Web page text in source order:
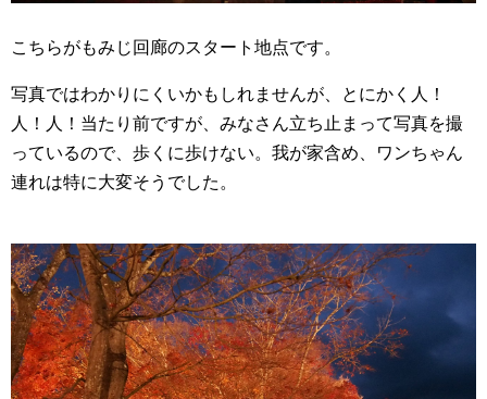
こちらがもみじ回廊のスタート地点です。
写真ではわかりにくいかもしれませんが、とにかく人！
人！人！当たり前ですが、みなさん立ち止まって写真を撮
っているので、歩くに歩けない。我が家含め、ワンちゃん
連れは特に大変そうでした。